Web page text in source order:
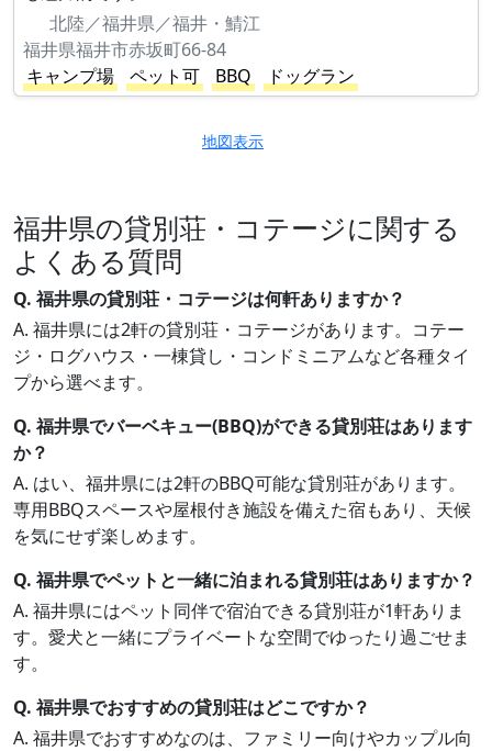
北陸／福井県／福井・鯖江
福井県福井市赤坂町66-84
キャンプ場
ペット可 BBQ ドッグラン
地図表示
福井県の貸別荘・コテージに関する
よくある質問
Q. 福井県の貸別荘・コテージは何軒ありますか？
A. 福井県には2軒の貸別荘・コテージがあります。コテー
ジ・ログハウス・一棟貸し・コンドミニアムなど各種タイ
プから選べます。
Q. 福井県でバーベキュー(BBQ)ができる貸別荘はあります
か？
A. はい、福井県には2軒のBBQ可能な貸別荘があります。
専用BBQスペースや屋根付き施設を備えた宿もあり、天候
を気にせず楽しめます。
Q. 福井県でペットと一緒に泊まれる貸別荘はありますか？
A. 福井県にはペット同伴で宿泊できる貸別荘が1軒ありま
す。愛犬と一緒にプライベートな空間でゆったり過ごせま
す。
Q. 福井県でおすすめの貸別荘はどこですか？
A. 福井県でおすすめなのは、ファミリー向けやカップル向